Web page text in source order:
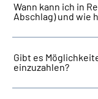
Inhalte in
Leichte Sprache
Wann kann ich in
Abschlag) und wie
Gibt es
einzuzahlen?